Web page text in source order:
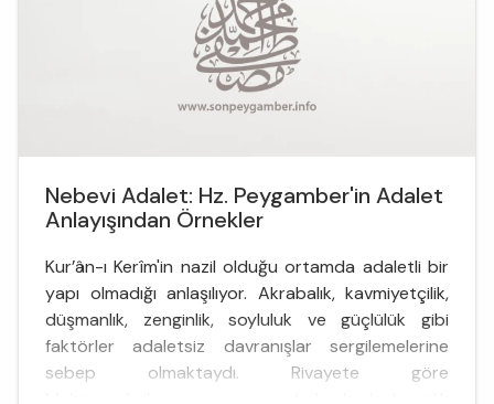
Nebevi Adalet: Hz. Peygamber'in Adalet
Anlayışından Örnekler
Kur’ân-ı Kerîm'in nazil olduğu ortamda adaletli bir
yapı olmadığı anlaşılıyor. Akrabalık, kavmiyetçilik,
düşmanlık, zenginlik, soyluluk ve güçlülük gibi
faktörler adaletsiz davranışlar sergilemelerine
sebep olmaktaydı. Rivayete göre